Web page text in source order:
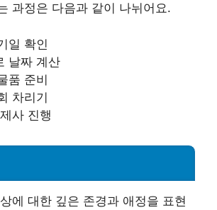
과정은 다음과 같이 나뉘어요.
일 확인
날짜 계산
품 준비
차리기
사 진행
에 대한 깊은 존경과 애정을 표현